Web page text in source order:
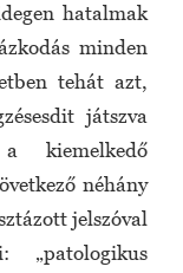
hatalmak
minden
tehát azt,
játszva
kiemelkedő
néhány
jelszóval
„patologikus